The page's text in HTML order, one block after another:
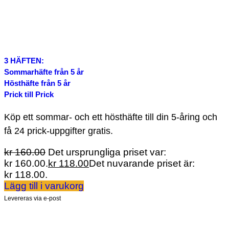
3 HÄFTEN:
Sommarhäfte från 5 år
Hösthäfte från 5 år
Prick till Prick
Köp ett sommar- och ett hösthäfte till din 5-åring och
få 24 prick-uppgifter gratis.
kr160.00 Det ursprungliga priset var:
kr 160.00.kr 118.00Det nuvarande priset är:
kr 118.00.
Lägg till i varukorg
Levereras via e-post